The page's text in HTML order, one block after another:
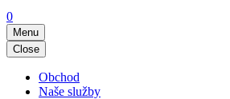
0
Menu
Close
Obchod
Naše služby